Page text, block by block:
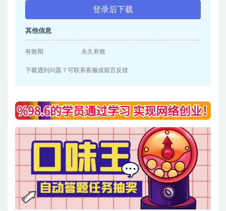
登录后下载
其他信息
有效期 永久有效
下载遇到问题？可联系客服或留言反馈